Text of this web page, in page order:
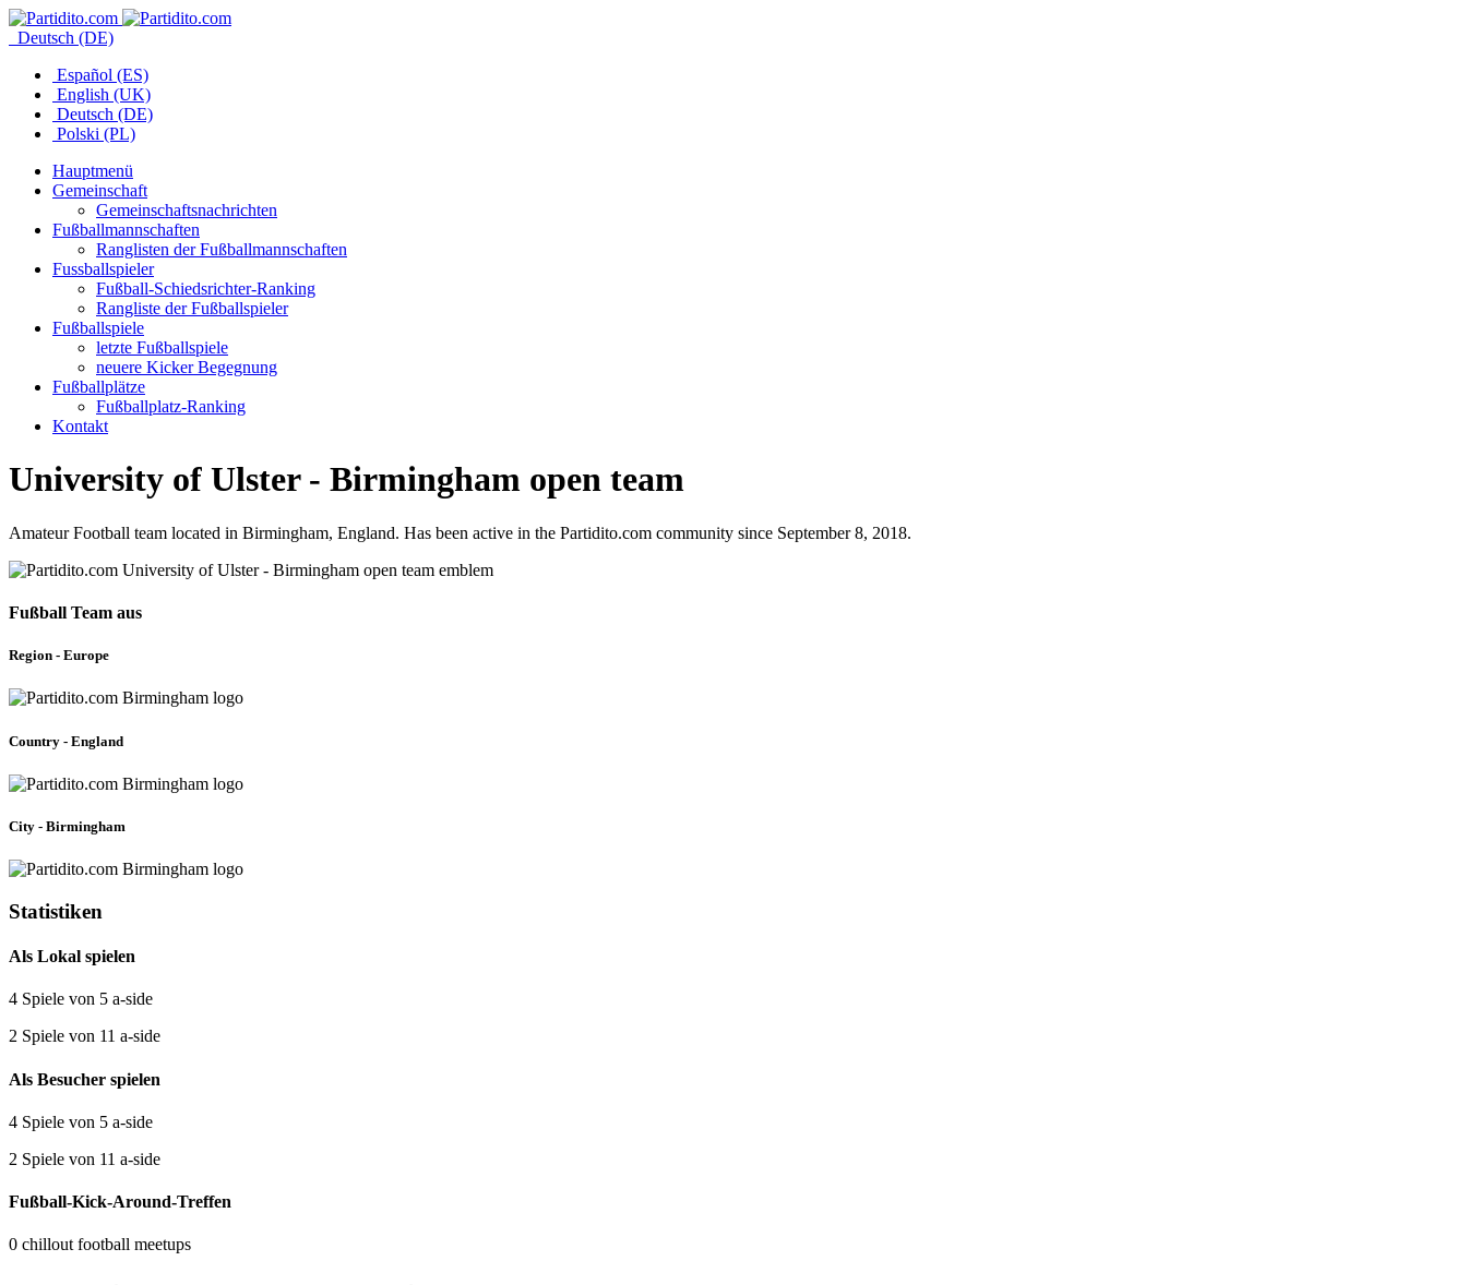
Deutsch (DE)
Español (ES)
English (UK)
Deutsch (DE)
Polski (PL)
Hauptmenü
Gemeinschaft
Gemeinschaftsnachrichten
Fußballmannschaften
Ranglisten der Fußballmannschaften
Fussballspieler
Fußball-Schiedsrichter-Ranking
Rangliste der Fußballspieler
Fußballspiele
letzte Fußballspiele
neuere Kicker Begegnung
Fußballplätze
Fußballplatz-Ranking
Kontakt
University of Ulster - Birmingham open team
Amateur Football team located in Birmingham, England. Has been active in the Partidito.com community since September 8, 2018.
Fußball Team aus
Region - Europe
Country - England
City - Birmingham
Statistiken
Als Lokal spielen
4 Spiele von 5 a-side
2 Spiele von 11 a-side
Als Besucher spielen
4 Spiele von 5 a-side
2 Spiele von 11 a-side
Fußball-Kick-Around-Treffen
0 chillout football meetups